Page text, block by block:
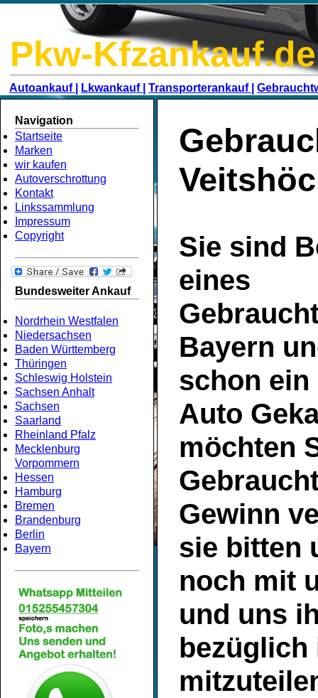
Pkw-Kfzankauf.de
Autoankauf | Lkwankauf | Transporterankauf |
Navigation
Startseite
Marken
wir kaufen
Autoverschrottung
Kontakt
Linkssammlung
Impressum
Copyright
Bundesweiter Ankauf
Nordrhein Westfalen
Niedersachsen
Baden Württemberg
Thüringen
Schleswig Holstein
Sachsen Anhalt
Sachsen
Saarland
Rheinland Pfalz
Mecklenburg
Vorpommern
Hessen
Hamburg
Bremen
Brandenburg
Berlin
Bayern
Sie sind
eines
Bayern
schon ein
Auto
möchten
Gewinn
sie bitten
noch mit
und uns